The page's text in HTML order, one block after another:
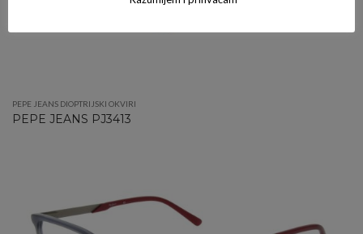
PEPE JEANS DIOPTRIJSKI OKVIRI
PEPE JEANS PJ3413